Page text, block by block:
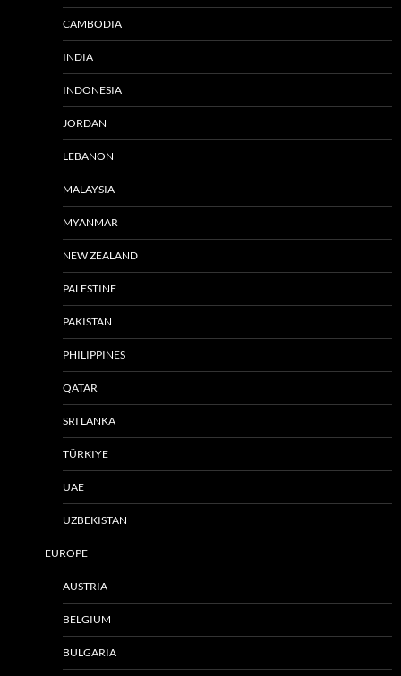
CAMBODIA
INDIA
INDONESIA
JORDAN
LEBANON
MALAYSIA
MYANMAR
NEW ZEALAND
PALESTINE
PAKISTAN
PHILIPPINES
QATAR
SRI LANKA
TÜRKIYE
UAE
UZBEKISTAN
EUROPE
AUSTRIA
BELGIUM
BULGARIA